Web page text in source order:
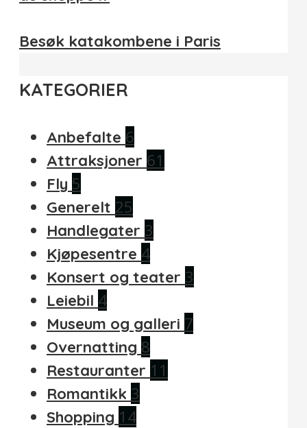
Besøk katakombene i Paris
KATEGORIER
Anbefalte 6
Attraksjoner 61
Fly 5
Generelt 25
Handlegater 3
Kjøpesentre 4
Konsert og teater 3
Leiebil 4
Museum og galleri 7
Overnatting 8
Restauranter 11
Romantikk 3
Shopping 14